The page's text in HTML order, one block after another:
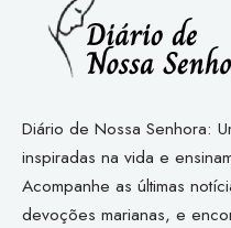
Diário de Nossa Senhora:
inspiradas na vida e
Acompanhe as últimas
devoções marianas, e